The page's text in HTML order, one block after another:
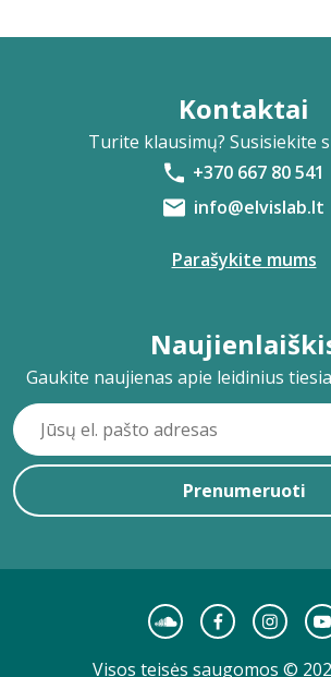
Kontaktai
Turite klausimų? Susisiekite
+370 667 80 541
info@elvislab.lt
Parašykite mums
Gaukite naujienas apie leidinius
Prenumeruoti
Visos teisės saugomos ©